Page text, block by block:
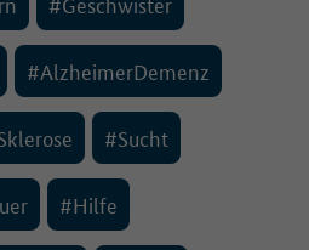
#AlzheimerDemenz
#Sucht
#Hilfe